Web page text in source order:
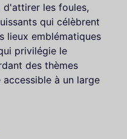
d'attirer les foules,
qui célèbrent
lieux emblématiques
privilégie le
des thèmes
à un large